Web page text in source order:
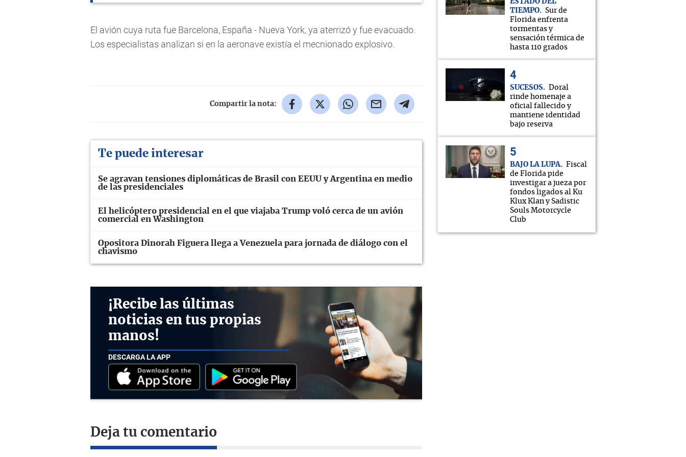
El avión cuya ruta fue Barcelona, España - Nueva York, ya aterrizó y fue evacuado.
Los especialistas analizan si en la aeronave existía el mecnionado explosivo.
Compartir la nota:
Te puede interesar
Se agravan tensiones diplomáticas de Brasil con EEUU y Argentina en medio
de las presidenciales
El helicóptero presidencial en el que viajaba Trump voló cerca de un avión
comercial en Washington
Opositora Dinorah Figuera llega a Venezuela para jornada de diálogo con el
chavismo
¡Recibe las últimas
noticias en tus propias
manos!
DESCARGA LA APP
Deja tu comentario
ESTADO DEL
TIEMPO
Sur de
Florida enfrenta
tormentas y
sensación térmica de
hasta 110 grados
SUCESOS
Doral
rinde homenaje a
oficial fallecido y
mantiene identidad
bajo reserva
BAJO LA LUPA
Fiscal
de Florida pide
investigar a jueza por
fondos ligados al Ku
Klux Klan y Sadistic
Souls Motorcycle
Club